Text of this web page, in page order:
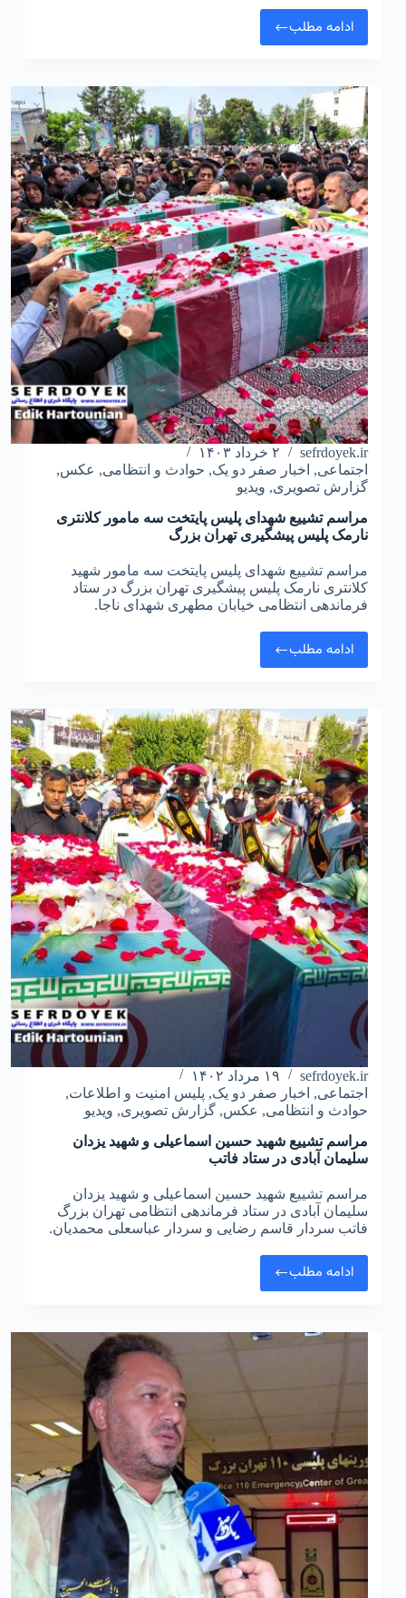
ادامه مطلب
sefrdoyek.ir
۲ خرداد ۱۴۰۳
اجتماعی, اخبار صفر دو یک, حوادث و انتظامی, عکس,
گزارش تصویری, ویدیو
مراسم تشییع شهدای پلیس پایتخت سه مامور کلانتری
نارمک پلیس پیشگیری تهران بزرگ
مراسم تشییع شهدای پلیس پایتخت سه مامور شهید
کلانتری نارمک پلیس پیشگیری تهران بزرگ در ستاد
فرماندهی انتظامی خیابان مطهری شهدای ناجا.
ادامه مطلب
sefrdoyek.ir
۱۹ مرداد ۱۴۰۲
اجتماعی, اخبار صفر دو یک, پلیس امنیت و اطلاعات,
حوادث و انتظامی, عکس, گزارش تصویری, ویدیو
مراسم تشییع شهید حسین اسماعیلی و شهید یزدان
سلیمان آبادی در ستاد فاتب
مراسم تشییع شهید حسین اسماعیلی و شهید یزدان
سلیمان آبادی در ستاد فرماندهی انتظامی تهران بزرگ
فاتب سردار قاسم رضایی و سردار عباسعلی محمدیان.
ادامه مطلب